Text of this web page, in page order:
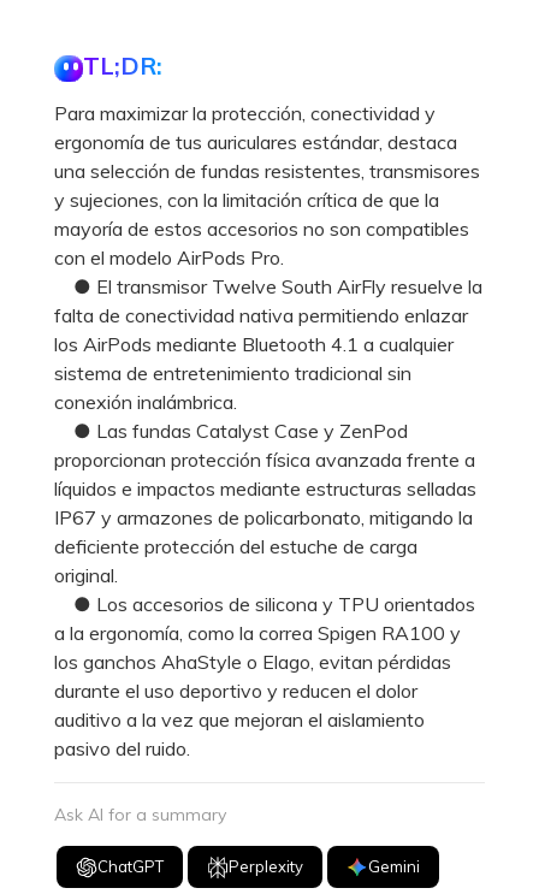
TL;DR:
Para maximizar la protección, conectividad y
ergonomía de tus auriculares estándar, destaca
una selección de fundas resistentes, transmisores
y sujeciones, con la limitación crítica de que la
mayoría de estos accesorios no son compatibles
con el modelo AirPods Pro.
● El transmisor Twelve South AirFly resuelve la
falta de conectividad nativa permitiendo enlazar
los AirPods mediante Bluetooth 4.1 a cualquier
sistema de entretenimiento tradicional sin
conexión inalámbrica.
● Las fundas Catalyst Case y ZenPod
proporcionan protección física avanzada frente a
líquidos e impactos mediante estructuras selladas
IP67 y armazones de policarbonato, mitigando la
deficiente protección del estuche de carga
original.
● Los accesorios de silicona y TPU orientados
a la ergonomía, como la correa Spigen RA100 y
los ganchos AhaStyle o Elago, evitan pérdidas
durante el uso deportivo y reducen el dolor
auditivo a la vez que mejoran el aislamiento
pasivo del ruido.
Ask AI for a summary
ChatGPT Perplexity Gemini